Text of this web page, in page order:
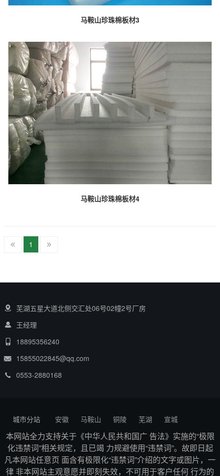
马鞍山珍珠棉板材3
马鞍山珍珠棉板材4
1
芜湖五星大道北侧交汇处06号02幢2号厂房
王经理
18895356240
15855022845@qq.com
0553-2880168
城市分站 安徽 马鞍山 铜陵 芜湖 宣城
本网站全力支持关于《中华人民共和国广 告法》实施的“极限
化违禁词”相关规定，且已竭 力规避使用“违禁词”。故即日起
凡本网站任意页 面含有极限化“违禁词”介绍的文字或图片，一
律 非本网站主观意愿并即刻失效，不可用于客户任何 行为的